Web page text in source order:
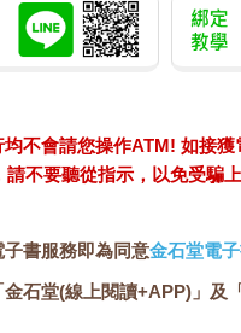
不會請您操作ATM! 如接獲
不要聽從指示，以免受騙上
書服務即為同意金石堂電
金石堂(線上閱讀+APP)」及